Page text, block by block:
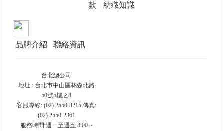
款
紡織知識
品牌介紹 聯絡資訊
台北總公司
地址 : 台北市中山區林森北路
50號5樓之8
客服專線: (02) 2550-3215 傳真:
(02) 2550-2361
服務時間:週一至週五 8:00 ~